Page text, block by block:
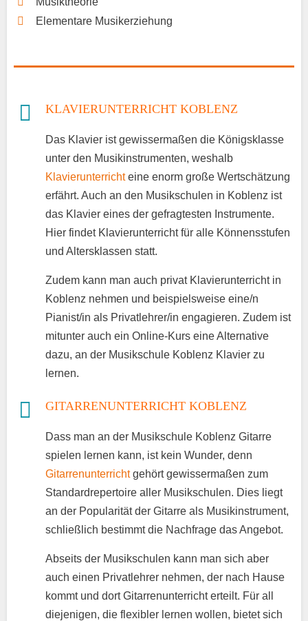
Elementare Musikerziehung
KLAVIERUNTERRICHT KOBLENZ
Das Klavier ist gewissermaßen die Königsklasse
unter den Musikinstrumenten, weshalb
Klavierunterrichteine enorm große Wertschätzung
erfährt. Auch an den Musikschulen in Koblenz ist
das Klavier eines der gefragtesten Instrumente.
Hier findet Klavierunterricht für alle Könnensstufen
und Altersklassen statt.
Zudem kann man auch privat Klavierunterricht in
Koblenz nehmen und beispielsweise eine/n
Pianist/in als Privatlehrer/in engagieren. Zudem ist
mitunter auch ein Online-Kurs eine Alternative
dazu, an der Musikschule Koblenz Klavier zu
lernen.
GITARRENUNTERRICHT KOBLENZ
Dass man an der Musikschule Koblenz Gitarre
spielen lernen kann, ist kein Wunder, denn
Gitarrenunterrichtgehört gewissermaßen zum
Standardrepertoire aller Musikschulen. Dies liegt
an der Popularität der Gitarre als Musikinstrument,
schließlich bestimmt die Nachfrage das Angebot.
Abseits der Musikschulen kann man sich aber
auch einen Privatlehrer nehmen, der nach Hause
kommt und dort Gitarrenunterricht erteilt. Für all
diejenigen, die flexibler lernen wollen, bietet sich